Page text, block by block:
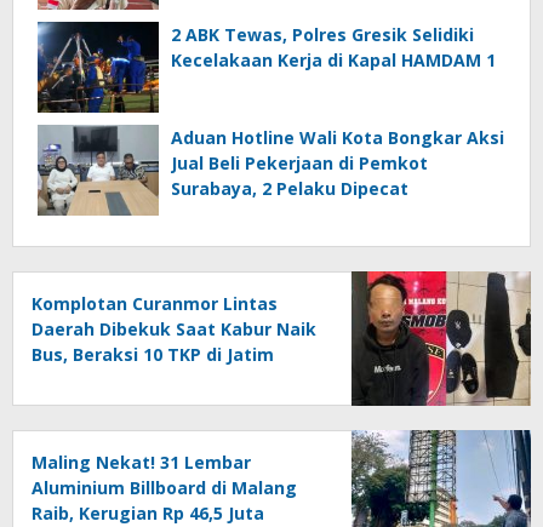
2 ABK Tewas, Polres Gresik Selidiki
Kecelakaan Kerja di Kapal HAMDAM 1
Aduan Hotline Wali Kota Bongkar Aksi
Jual Beli Pekerjaan di Pemkot
Surabaya, 2 Pelaku Dipecat
Komplotan Curanmor Lintas
Daerah Dibekuk Saat Kabur Naik
Bus, Beraksi 10 TKP di Jatim
Maling Nekat! 31 Lembar
Aluminium Billboard di Malang
Raib, Kerugian Rp 46,5 Juta